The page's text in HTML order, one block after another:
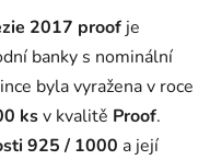
2017 proof je
banky s nominální
byla vyražena v roce
ksv kvalitě Proof.
925 / 1000 a její